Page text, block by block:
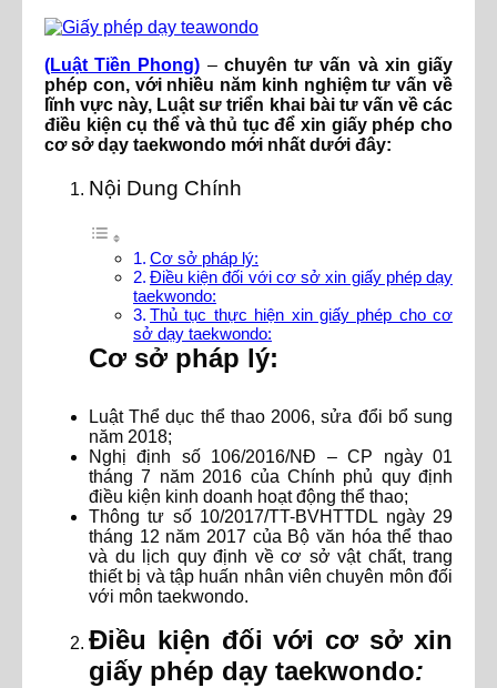
(Luật Tiền Phong) –chuyên tư vấn và xin giấy
phép con, với nhiều năm kinh nghiệm tư vấn về
lĩnh vực này, Luật sư triển khai bài tư vấn về các
điều kiện cụ thể và thủ tục để xin giấy phép cho
cơ sở dạy taekwondo mới nhất dưới đây:
Nội Dung Chính
Cơ sở pháp lý:
Điều kiện đối với cơ sở xin giấy phép dạy
taekwondo:
Thủ tục thực hiện xin giấy phép cho cơ
sở dạy taekwondo:
Cơ sở pháp lý:
Luật Thể dục thể thao 2006, sửa đổi bổ sung
năm 2018;
Nghị định số 106/2016/NĐ – CP ngày 01
tháng 7 năm 2016 của Chính phủ quy định
điều kiện kinh doanh hoạt động thể thao;
Thông tư số 10/2017/TT-BVHTTDL ngày 29
tháng 12 năm 2017 của Bộ văn hóa thể thao
và du lịch quy định về cơ sở vật chất, trang
thiết bị và tập huấn nhân viên chuyên môn đối
với môn taekwondo.
Điều kiện đối với cơ sở xin
giấy phép dạy taekwondo: